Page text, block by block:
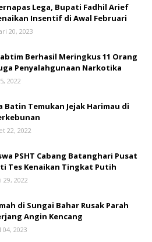
Lega, Bupati Fadhil Arief
Insentif di Awal Februari
20, 2023
Berhasil Meringkus 11 Orang
Penyalahgunaan Narkotika
2022
Batin Temukan Jejak Harimau di
22, 2022
PSHT Cabang Batanghari Pusat
Tes Kenaikan Tingkat Putih
29, 2022
di Sungai Bahar Rusak Parah
Angin Kencang
04, 2023